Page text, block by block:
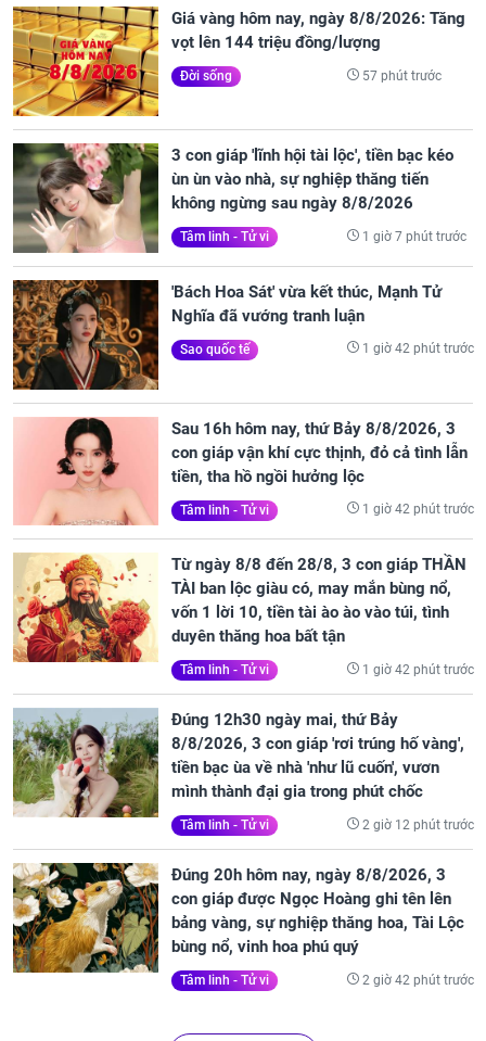
Giá vàng hôm nay, ngày 8/8/2026: Tăng
vọt lên 144 triệu đồng/lượng
Đời sống 57 phút trước
3 con giáp 'lĩnh hội tài lộc', tiền bạc kéo
ùn ùn vào nhà, sự nghiệp thăng tiến
không ngừng sau ngày 8/8/2026
Tâm linh - Tử vi 1 giờ 7 phút trước
'Bách Hoa Sát' vừa kết thúc, Mạnh Tử
Nghĩa đã vướng tranh luận
Sao quốc tế 1 giờ 42 phút trước
Sau 16h hôm nay, thứ Bảy 8/8/2026, 3
con giáp vận khí cực thịnh, đỏ cả tình lẫn
tiền, tha hồ ngồi hưởng lộc
Tâm linh - Tử vi 1 giờ 42 phút trước
Từ ngày 8/8 đến 28/8, 3 con giáp THẦN
TÀI ban lộc giàu có, may mắn bùng nổ,
vốn 1 lời 10, tiền tài ào ào vào túi, tình
duyên thăng hoa bất tận
Tâm linh - Tử vi 1 giờ 42 phút trước
Đúng 12h30 ngày mai, thứ Bảy
8/8/2026, 3 con giáp 'rơi trúng hố vàng',
tiền bạc ùa về nhà 'như lũ cuốn', vươn
mình thành đại gia trong phút chốc
Tâm linh - Tử vi 2 giờ 12 phút trước
Đúng 20h hôm nay, ngày 8/8/2026, 3
con giáp được Ngọc Hoàng ghi tên lên
bảng vàng, sự nghiệp thăng hoa, Tài Lộc
bùng nổ, vinh hoa phú quý
Tâm linh - Tử vi 2 giờ 42 phút trước